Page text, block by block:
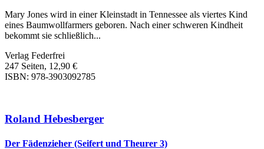
Mary Jones wird in einer Kleinstadt in Tennessee als viertes Kind
eines Baumwollfarmers geboren. Nach einer schweren Kindheit
bekommt sie schließlich...
Verlag Federfrei
247 Seiten, 12,90 €
ISBN: 978-3903092785
Roland Hebesberger
Der Fädenzieher (Seifert und Theurer 3)